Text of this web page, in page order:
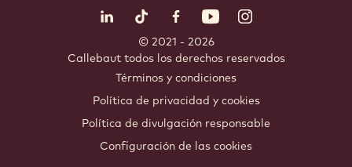
LinkedIn Opens in a new window.
TikTok Opens in a new window.
Facebook Opens in a new
YouTubeInstagram
© 2021 - 2026
Callebaut. todos los derechos reservados
Términos y condiciones
Política de privacidad y cookies
Política de divulgación responsable
Configuración de las cookies